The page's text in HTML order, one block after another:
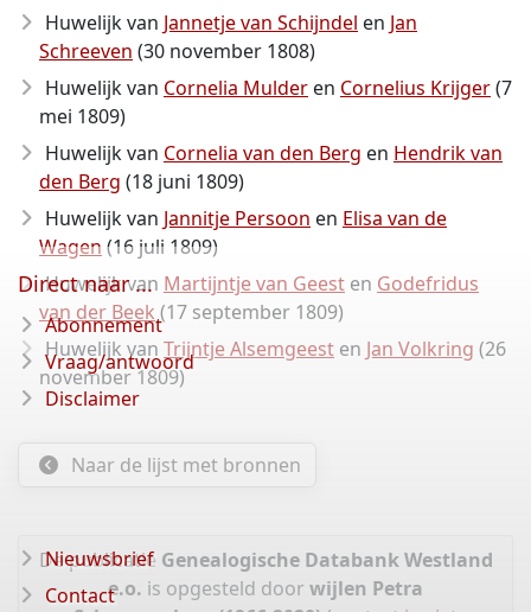
Huwelijk van Jannetje van Schijndel en Jan
Schreeven (30 november 1808)
Huwelijk van Cornelia Mulder en Cornelius Krijger(7
mei 1809)
Huwelijk van Cornelia van den Berg en Hendrik van
den Berg (18 juni 1809)
Huwelijk van Jannitje Persoon en Elisa van de
Wagen (16 juli 1809)
Huwelijk van Martijntje van Geest en Godefridus
van der Beek (17 september 1809)
Huwelijk van Trijntje Alsemgeest en Jan Volkring (26
november 1809)
Naar de lijst met bronnen
De publicatie Genealogische Databank Westland
e.o. is opgesteld door wijlen Petra
Direct naar ...
Abonnement
Vraag/antwoord
Disclaimer
Nieuwsbrief
Contact